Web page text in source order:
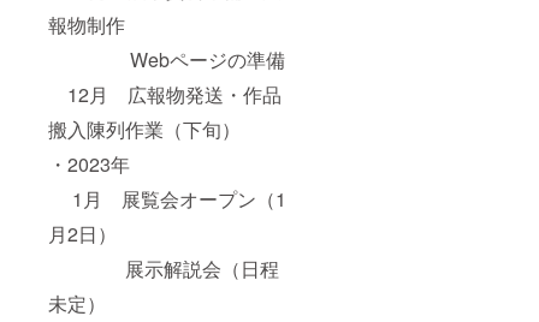
報物制作
Webページの準備
12月 広報物発送・作品
搬入陳列作業（下旬）
・2023年
1月 展覧会オープン（1
月2日）
展示解説会（日程
未定）